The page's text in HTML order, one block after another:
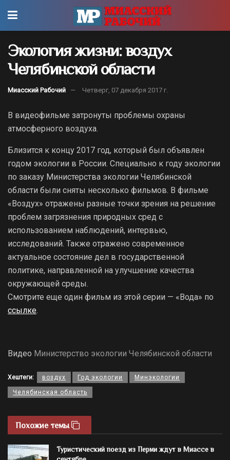
Экология жизни: воздух
Челябинской области
Миасский Рабочий Четверг, 07 декабря 2017 г.
В видеофильме затронуты проблемы охраны
атмосферного воздуха.
Близится к концу 2017 год, который был объявлен
годом экологии в России. Специально к году экологии
по заказу Министерства экологии Челябинской
области были сняты несколько фильмов. В фильме
«Воздух» отражены разные точки зрения на решение
проблем загрязнения природных сред с
использованием наблюдений, интервью,
исследований. Также отражено современное
актуальное состояние дел в государственной
политике, направленной на улучшение качества
окружающей среды.
Смотрите еще один фильм из этой серии — «Вода» по
ссылке.
Видео Министерство экологии Челябинской области
Хештеги: воздух Год экологии Минэкологии
Челябинская область
Похожие темы
Туристический поезд из Перми ждут в Миассе в